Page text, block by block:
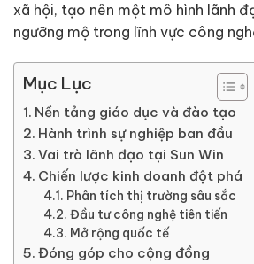
xã hội, tạo nên một mô hình lãnh
ngưỡng mộ trong lĩnh vực công
Mục Lục
Nền tảng giáo dục và đào tạo
Hành trình sự nghiệp ban đầu
Vai trò lãnh đạo tại Sun Win
Chiến lược kinh doanh đột phá
Phân tích thị trường sâu sắc
Đầu tư công nghệ tiên tiến
Mở rộng quốc tế
Đóng góp cho cộng đồng